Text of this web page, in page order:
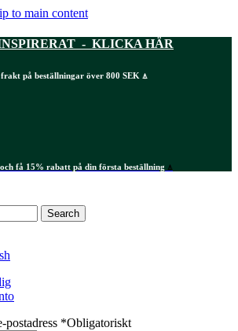
to main content
- KLICKA HÄR
på beställningar över 800 SEK ⍋
få 15% rabatt på din första beställning ⍋
Search
postadress *Obligatoriskt